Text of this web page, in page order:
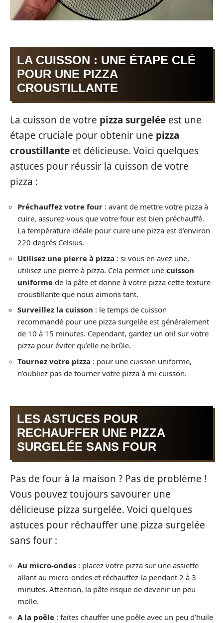
LA CUISSON : UNE ÉTAPE CLÉ
POUR UNE PIZZA
CROUSTILLANTE
La cuisson de votre pizza surgelée est une
étape cruciale pour obtenir une pizza
croustillante et délicieuse. Voici quelques
astuces pour réussir la cuisson de votre
pizza :
Préchauffez votre four : avant de mettre votre pizza à
cuire, assurez-vous que votre four est bien préchauffé.
La température idéale pour cuire une pizza est d’environ
220 degrés Celsius.
Utilisez une pierre à pizza : si vous en avez une,
utilisez une pierre à pizza. Cela permet une cuisson
uniforme de la pâte et donne à votre pizza cette texture
croustillante que nous aimons tant.
Surveillez la cuisson : le temps de cuisson
recommandé pour une pizza surgelée est généralement
de 10 à 15 minutes. Cependant, gardez un œil sur votre
pizza pour éviter qu’elle ne brûle.
Tournez votre pizza : pour une cuisson uniforme,
n’oubliez pas de tourner votre pizza à mi-cuisson.
LES ASTUCES POUR
RECHAUFFER UNE PIZZA
SURGELÉE SANS FOUR
Pas de four à la maison ? Pas de problème !
Vous pouvez toujours savourer une
délicieuse pizza surgelée. Voici quelques
astuces pour réchauffer une pizza surgelée
sans four :
Au micro-ondes : placez votre pizza sur une assiette
allant au micro-ondes et réchauffez-la pendant 2 à 3
minutes. Attention, la pâte risque de devenir un peu
molle.
A la poêle : faites chauffer une poêle avec un peu d’huile